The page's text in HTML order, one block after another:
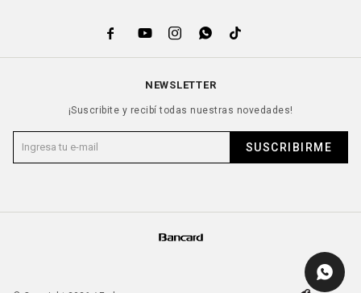
    
NEWSLETTER
¡Suscribite y recibí todas nuestras novedades!
SUSCRIBIRME